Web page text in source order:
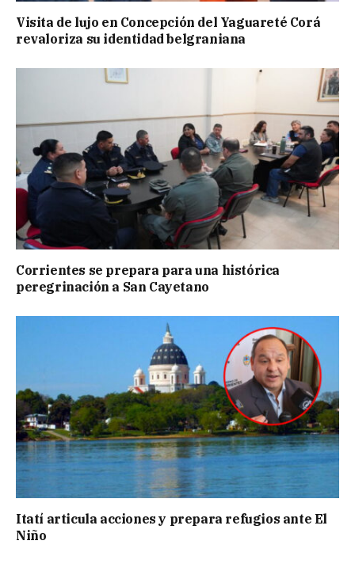
Visita de lujo en Concepción del Yaguareté Corá
revaloriza su identidad belgraniana
Corrientes se prepara para una histórica
peregrinación a San Cayetano
Itatí articula acciones y prepara refugios ante El
Niño